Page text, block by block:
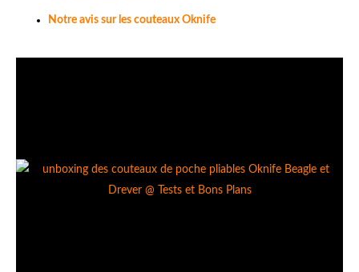
Notre avis sur les couteaux Oknife